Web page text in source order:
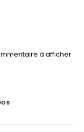
à afficher.